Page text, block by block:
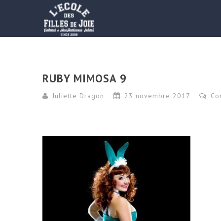
RUBY MIMOSA 9
Juliette Dragon 23 novembre 2017